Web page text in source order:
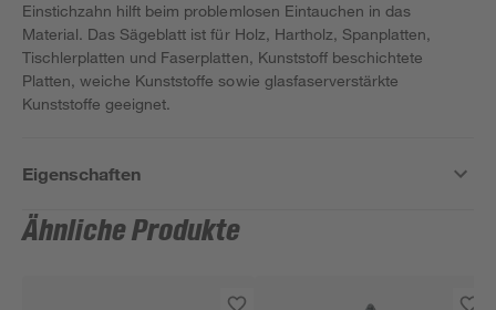
Einstichzahn hilft beim problemlosen Eintauchen in das
Material. Das Sägeblatt ist für Holz, Hartholz, Spanplatten,
Tischlerplatten und Faserplatten, Kunststoff beschichtete
Platten, weiche Kunststoffe sowie glasfaserverstärkte
Kunststoffe geeignet.
Eigenschaften
Ähnliche Produkte